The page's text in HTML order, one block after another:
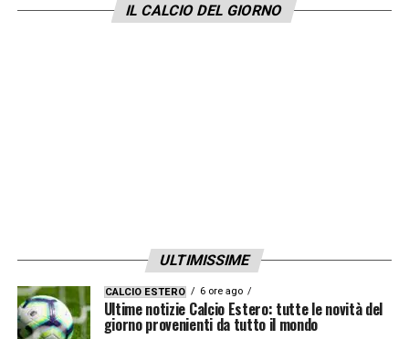
IL CALCIO DEL GIORNO
ULTIMISSIME
CALCIO ESTERO 6 ore ago
Ultime notizie Calcio Estero: tutte le novità del
giorno provenienti da tutto il mondo